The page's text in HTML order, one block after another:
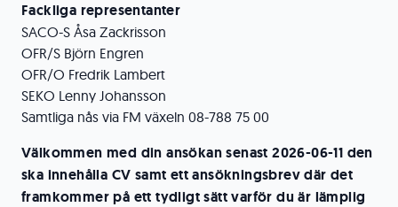
Fackliga representanter
SACO-S Åsa Zackrisson
OFR/S Björn Engren
OFR/O Fredrik Lambert
SEKO Lenny Johansson
Samtliga nås via FM växeln 08-788 75 00
Välkommen med din ansökan senast 2026-06-11 den
ska innehålla CV samt ett ansökningsbrev där det
framkommer på ett tydligt sätt varför du är lämplig